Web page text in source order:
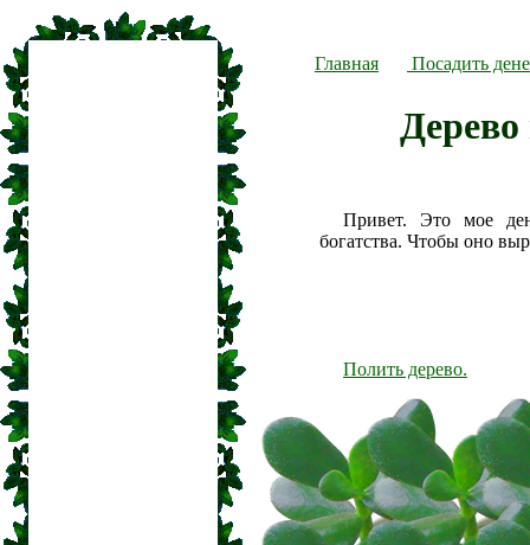
Главная Посадить
Привет. Это мое
богатства. Чтобы оно
Полить дерево.